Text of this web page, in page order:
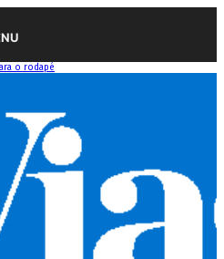
o rodapé